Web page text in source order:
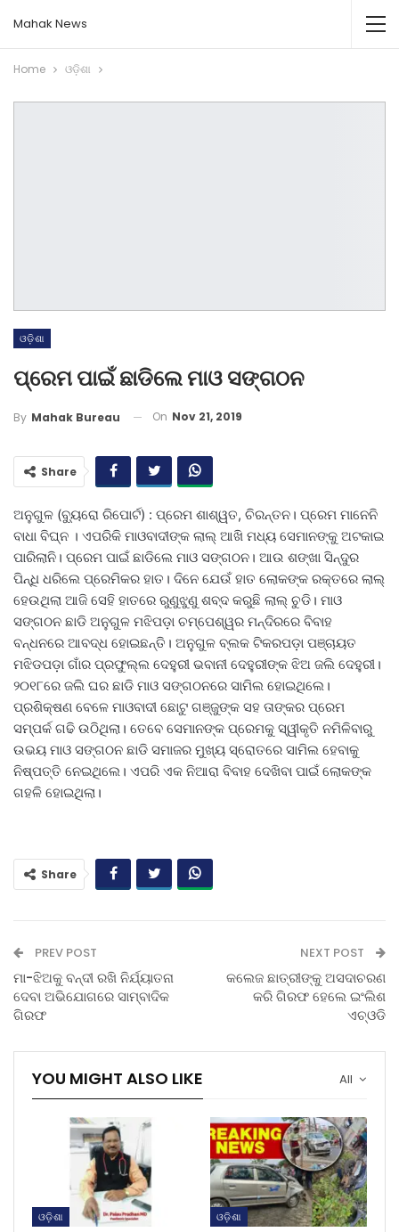
Mahak News
Home ଓଡ଼ିଶା
ଓଡ଼ିଶା
ପ୍ରେମ ପାଇଁ ଛାଡିଲେ ମାଓ ସଙ୍ଗଠନ
By Mahak Bureau On Nov 21, 2019
Share
ଅନୁଗୁଳ (ବ୍ୟୁରୋ ରିପୋର୍ଟ) : ପ୍ରେମ ଶାଶ୍ୱତ, ଚିରନ୍ତନ। ପ୍ରେମ ମାନେନି
ବାଧା ବିଘ୍ନ । ଏପରିକି ମାଓବାଦୀଙ୍କ ଲାଲ୍‌ ଆଖି ମଧ୍ୟ ସେମାନଙ୍କୁ ଅଟକାଇ
ପାରିଲାନି। ପ୍ରେମ ପାଇଁ ଛାଡିଲେ ମାଓ ସଙ୍ଗଠନ। ଆଉ ଶଙ୍ଖା ସିନ୍ଦୁର
ପିନ୍ଧି ଧରିଲେ ପ୍ରେମିକର ହାତ। ଦିନେ ଯେଉଁ ହାତ ଲୋକଙ୍କ ରକ୍ତରେ ଲାଲ୍‌
ହେଉଥିଲା ଆଜି ସେହି ହାତରେ ରୁଣୁଝୁଣୁ ଶବ୍ଦ କରୁଛି ଲାଲ୍‌ ଚୁଡି। ମାଓ
ସଙ୍ଗଠନ ଛାଡି ଅନୁଗୁଳ ମଝିପଡ଼ା ଚମ୍ପେଶ୍ୱର ମନ୍ଦିରରେ ବିବାହ
ବନ୍ଧନରେ ଆବଦ୍ଧ ହୋଇଛନ୍ତି। ଅନୁଗୁଳ ବ୍ଲକ ଟିକରପଡ଼ା ପଞ୍ଚାୟତ
ମଝିଡପଡ଼ା ଗାଁର ପ୍ରଫୁଲ୍ଲ ଦେହୁରୀ ଭବାନୀ ଦେହୁରୀଙ୍କ ଝିଅ ଜଲି ଦେହୁରୀ।
୨୦୧୮ରେ ଜଲି ଘର ଛାଡି ମାଓ ସଙ୍ଗଠନରେ ସାମିଲ ହୋଇଥିଲେ।
ପ୍ରଶିକ୍ଷଣ ବେଳେ ମାଓବାଦୀ ଛୋଟୁ ଗଞ୍ଜୁଙ୍କ ସହ ତାଙ୍କର ପ୍ରେମ
ସମ୍ପର୍କ ଗଢି ଉଠିଥିଲା। ତେବେ ସେମାନଙ୍କ ପ୍ରେମକୁ ସ୍ୱୀକୃତି ନମିଳିବାରୁ
ଉଭୟ ମାଓ ସଙ୍ଗଠନ ଛାଡି ସମାଜର ମୁଖ୍ୟ ସ୍ରୋତରେ ସାମିଲ ହେବାକୁ
ନିଷ୍ପତ୍ତି ନେଇଥିଲେ। ଏପରି ଏକ ନିଆରା ବିବାହ ଦେଖିବା ପାଇଁ ଲୋକଙ୍କ
ଗହଳି ହୋଇଥିଲା।
Share
PREV POST
ମା-ଝିଅକୁ ବନ୍ଦୀ ରଖି ନିର୍ଯ୍ୟାତନା
ଦେବା ଅଭିଯୋଗରେ ସାମ୍ବାଦିକ
ଗିରଫ
NEXT POST
କଲେଜ ଛାତ୍ରୀଙ୍କୁ ଅସଦାଚରଣ
କରି ଗିରଫ ହେଲେ ଇଂଲିଶ
ଏଚ୍‌ଓଡି
All
YOU MIGHT ALSO LIKE
ଓଡ଼ିଶା ଓଡ଼ିଶା